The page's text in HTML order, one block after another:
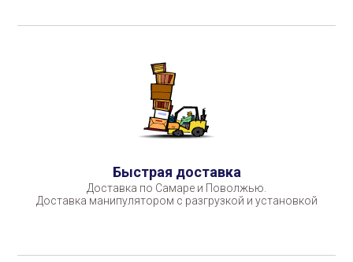
Быстрая доставка
Доставка по Самаре и Поволжью.
Доставка манипулятором с разгрузкой и установкой